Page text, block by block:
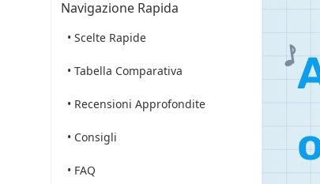
Navigazione Rapida
• Scelte Rapide
• Tabella Comparativa
• Recensioni Approfondite
• Consigli
• FAQ